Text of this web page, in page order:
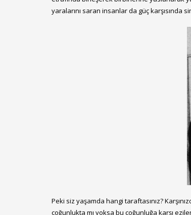
yaralarını saran insanlar da güç karşısında
Peki siz yaşamda hangi taraftasınız?
çoğunlukta mı yoksa bu çoğunluğa karşı